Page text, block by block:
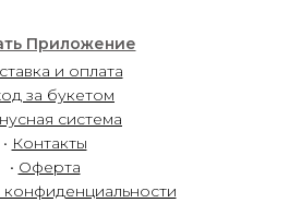
и оплата
за букетом
система
• Контакты
• Оферта
конфиденциальности
Приложение